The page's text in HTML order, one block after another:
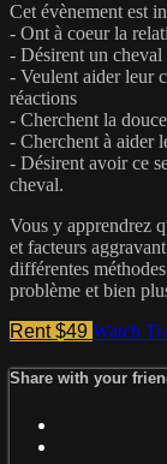
Cet évènement est
- Ont à coeur la
- Désirent un cheval
- Veulent aider leur
réactions
- Cherchent la
- Cherchent à aider
- Désirent avoir ce
cheval.
Vous y apprendrez
et facteurs
différentes
problème et bien
Rent $49 Watch
Share with your